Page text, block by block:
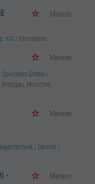
Merken
KG / Mönsheim
Merken
GmbH /
München,
Merken
| Service /
- Merken